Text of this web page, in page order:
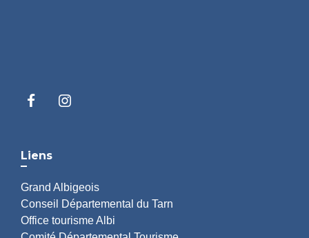
Liens
Grand Albigeois
Conseil Départemental du Tarn
Office tourisme Albi